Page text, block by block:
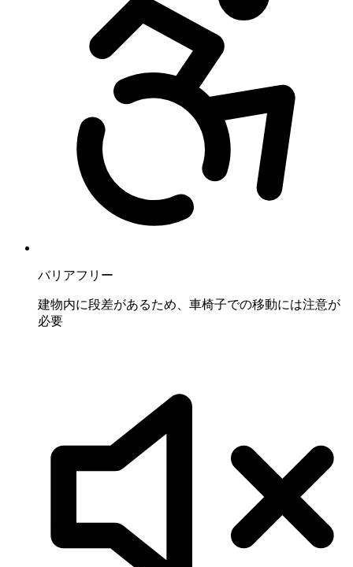
バリアフリー
建物内に段差があるため、車椅子での移動には注意が
必要